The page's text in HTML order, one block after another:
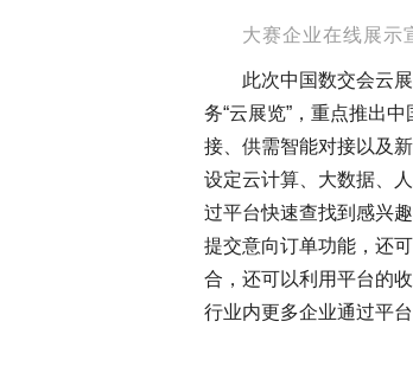
大赛企业在线展示
此次中国数交会云
务“云展览”，重点推出
接、供需智能对接以及
设定云计算、大数据、
过平台快速查找到感兴
提交意向订单功能，还
合，还可以利用平台的
行业内更多企业通过平台